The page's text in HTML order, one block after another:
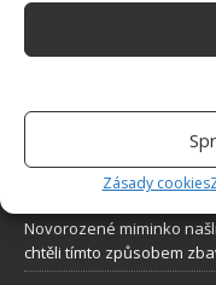
Zásady cookies
Lidé a svět
Po extrémních vedrech
podle meteorologů čeká
57letý obchodník si všiml,
lásky ke své zemi se jich
Novorozené miminko
chtěli tímto způsobem